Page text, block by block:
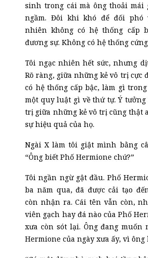
sinh trong cái mà ông thoải mái
ngầm. Đôi khi khó để đối phó
nhiên không có hệ thống cấp
đương sự. Không có hệ thống
Tôi ngạc nhiên hết sức, nhưng
Rõ ràng, giữa những kẻ vô trị cực
có hệ thống cấp bậc, làm gì
một quy luật gì về thứ tự. Ý
trị giữa những kẻ vô trị cũng thật
sự hiệu quả của họ.
Ngài X làm tôi giật mình bằng
“Ông biết Phố Hermione chứ?”
Tôi ngần ngừ gật đầu. Phố
ba năm qua, đã được cải tạo
còn nhận ra. Cái tên vẫn còn,
viên gạch hay đá nào của Phố
xưa còn sót lại. Ông đang muốn
Hermione của ngày xưa ấy, vì ông